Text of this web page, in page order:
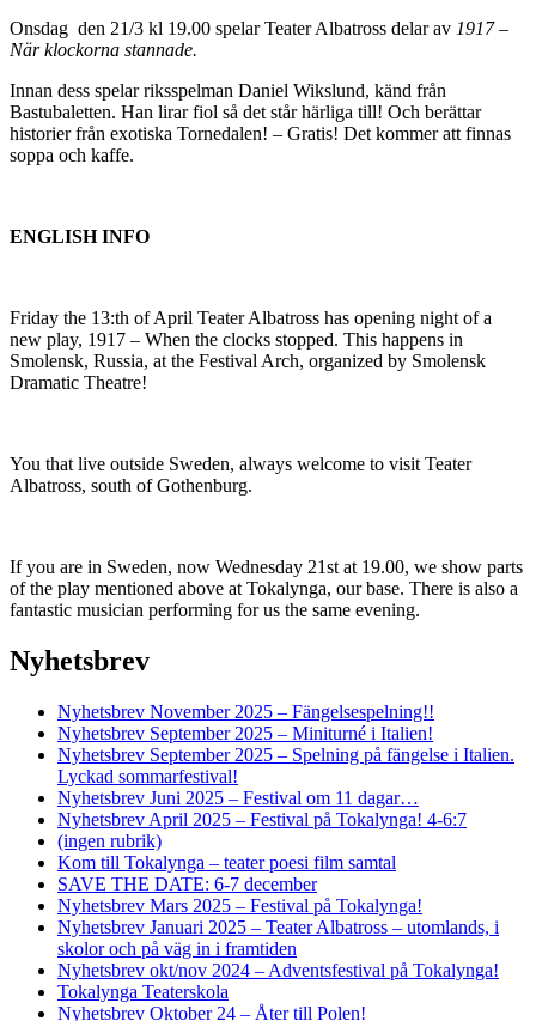
Onsdag den 21/3 kl 19.00 spelar Teater Albatross delar av 1917 –
När klockorna stannade.
Innan dess spelar riksspelman Daniel Wikslund, känd från
Bastubaletten. Han lirar fiol så det står härliga till! Och berättar
historier från exotiska Tornedalen! – Gratis! Det kommer att finnas
soppa och kaffe.
ENGLISH INFO
Friday the 13:th of April Teater Albatross has opening night of a
new play, 1917 – When the clocks stopped. This happens in
Smolensk, Russia, at the Festival Arch, organized by Smolensk
Dramatic Theatre!
You that live outside Sweden, always welcome to visit Teater
Albatross, south of Gothenburg.
If you are in Sweden, now Wednesday 21st at 19.00, we show parts
of the play mentioned above at Tokalynga, our base. There is also a
fantastic musician performing for us the same evening.
Nyhetsbrev
Nyhetsbrev November 2025 – Fängelsespelning!!
Nyhetsbrev September 2025 – Miniturné i Italien!
Nyhetsbrev September 2025 – Spelning på fängelse i Italien.
Lyckad sommarfestival!
Nyhetsbrev Juni 2025 – Festival om 11 dagar…
Nyhetsbrev April 2025 – Festival på Tokalynga! 4-6:7
(ingen rubrik)
Kom till Tokalynga – teater poesi film samtal
SAVE THE DATE: 6-7 december
Nyhetsbrev Mars 2025 – Festival på Tokalynga!
Nyhetsbrev Januari 2025 – Teater Albatross – utomlands, i
skolor och på väg in i framtiden
Nyhetsbrev okt/nov 2024 – Adventsfestival på Tokalynga!
Tokalynga Teaterskola
Nyhetsbrev Oktober 24 – Åter till Polen!